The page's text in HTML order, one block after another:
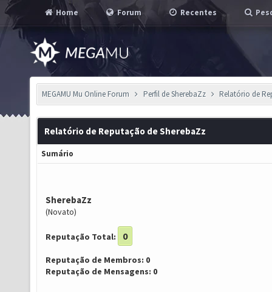
Home Forum Recentes
MEGAMU Mu Online Forum Perfil de SherebaZz Relatório de
Relatório de Reputação de SherebaZz
Sumário
SherebaZz
(Novato)
Reputação Total: 0
Reputação de Membros: 0
Reputação de Mensagens: 0